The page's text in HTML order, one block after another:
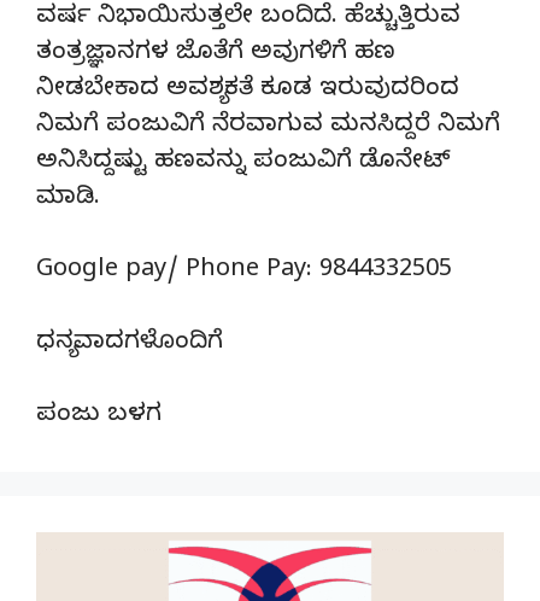
ವರ್ಷ ನಿಭಾಯಿಸುತ್ತಲೇ ಬಂದಿದೆ. ಹೆಚ್ಚುತ್ತಿರುವ
ತಂತ್ರಜ್ಞಾನಗಳ ಜೊತೆಗೆ ಅವುಗಳಿಗೆ ಹಣ
ನೀಡಬೇಕಾದ ಅವಶ್ಯಕತೆ ಕೂಡ ಇರುವುದರಿಂದ
ನಿಮಗೆ ಪಂಜುವಿಗೆ ನೆರವಾಗುವ ಮನಸಿದ್ದರೆ ನಿಮಗೆ
ಅನಿಸಿದ್ದಷ್ಟು ಹಣವನ್ನು ಪಂಜುವಿಗೆ ಡೊನೇಟ್‌
ಮಾಡಿ.
Google pay/ Phone Pay: 9844332505
ಧನ್ಯವಾದಗಳೊಂದಿಗೆ
ಪಂಜು ಬಳಗ